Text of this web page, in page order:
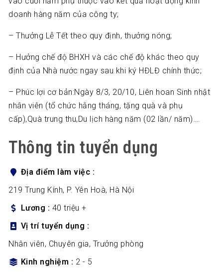
doanh hàng năm của công ty;
– Thưởng Lễ Tết theo quy định, thưởng nóng;
– Hưởng chế độ BHXH và các chế độ khác theo quy
định của Nhà nước ngay sau khi ký HĐLĐ chính thức;
– Phúc lợi cơ bản:Ngày 8/3, 20/10, Liên hoan Sinh nhật
nhân viên (tổ chức hằng tháng, tặng quà và phụ
cấp),Quà trung thu,Du lịch hàng năm (02 lần/ năm)….
Thông tin tuyển dụng
Địa điểm làm việc
219 Trung Kính, P. Yên Hoà, Hà Nội
Lương
40 triệu +
Vị trí tuyển dụng
Nhân viên, Chuyên gia, Trưởng phòng
Kinh nghiệm
2 - 5